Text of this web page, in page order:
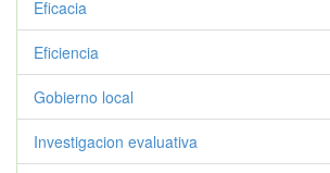
Eficacia
Eficiencia
Gobierno local
Investigacion evaluativa